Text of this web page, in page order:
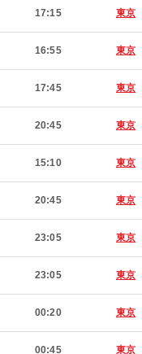
17:15 東京
16:55 東京
17:45 東京
20:45 東京
15:10 東京
20:45 東京
23:05 東京
23:05 東京
00:20 東京
00:45 東京